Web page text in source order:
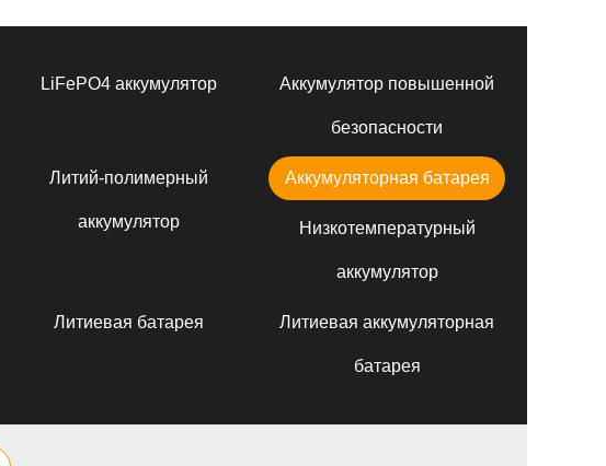
LiFePO4 аккумулятор Аккумулятор повышенной
безопасности
Литий-полимерный
аккумулятор
Аккумуляторная батарея
Низкотемпературный
аккумулятор
Литиевая батарея Литиевая аккумуляторная
батарея